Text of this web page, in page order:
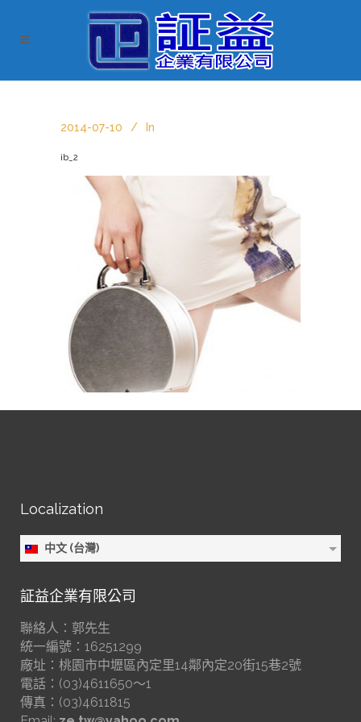
2014-07-10 In
ib_2
Localization
中文 (台灣)
証益企業有限公司
聯絡人：郭先生
統一編號：16251299
廠址：桃園市中壢區內定里14鄰內定20街15巷2號
電話：(03)4611650～1
傳真：(03)4611815